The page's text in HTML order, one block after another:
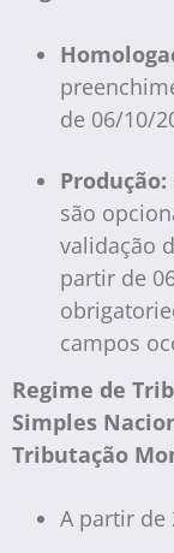
de 06/10/
Produção:
são
validação
partir de
campos
Regime de
Simples
Tributação
A partir de